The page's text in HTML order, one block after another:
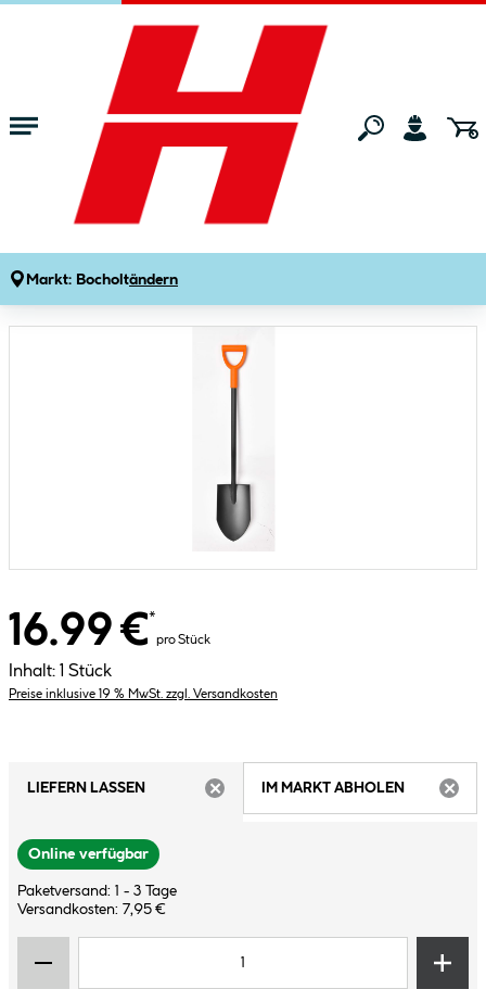
Zum Hauptinhalt springen
Markt: Bocholtändern
Gartenmarkt Gartengeräte
Wingart Spaten Rund anthrazit-orange
Artikelnummer: 229174
16.99 €*
pro Stück
Inhalt: 1 Stück
Preise inklusive 19 % MwSt. zzgl. Versandkosten
LIEFERN LASSEN
IM MARKT ABHOLEN
Online verfügbar
Paketversand: 1 - 3 Tage
Versandkosten: 7,95 €